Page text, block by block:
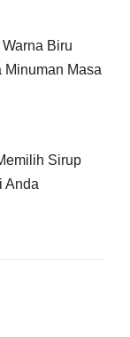
Biru
Minuman Masa
Sirup
Anda